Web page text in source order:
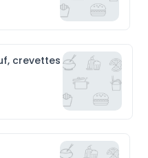
crevettes